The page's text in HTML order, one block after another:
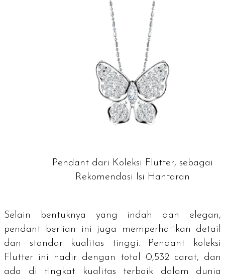
Pendant dari Koleksi Flutter, sebagai
Rekomendasi Isi Hantaran
Selain bentuknya yang indah dan elegan,
pendant berlian ini juga memperhatikan detail
dan standar kualitas tinggi. Pendant koleksi
Flutter ini hadir dengan total 0,532 carat, dan
ada di tingkat kualitas terbaik dalam dunia